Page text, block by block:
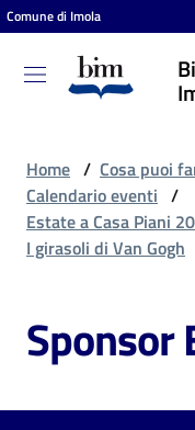
Vai al contenuto
Vai alla navigazione
Vai al footer
Comune di Imola
Biblioteca
comunale
Entra
Cosa
puoi
Home / Cosa puoi
Calendario eventi /
Estate a Casa Piani
I girasoli di Van Gogh
Sponsor